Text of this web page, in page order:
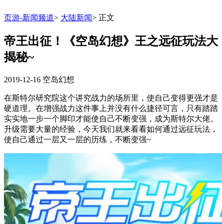
页游-新闻频道> 大陆新闻> 正文
帝王出征！《空岛幻想》王之远征玩法大
揭秘~
2019-12-16 空岛幻想
在斯特尔研究院这个讲究战力的场所里，使自己变得更强才是
硬道理。在增强战力这件事上并没有什么捷径可言，只有踏踏
实实地一步一个脚印才能使自己不断变强，成为斯特尔大佬。
升级需要大量的经验，今天我们就来看看如何通过远征玩法，
使自己通过一层又一层的历练，不断变强~